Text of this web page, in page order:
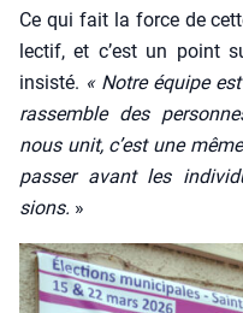
Ce qui fait la force de
lec­tif, et c’est un point
insis­té. « Notre équipe
ras­semble des
nous unit, c’est une
pas­ser avant les
sions. »